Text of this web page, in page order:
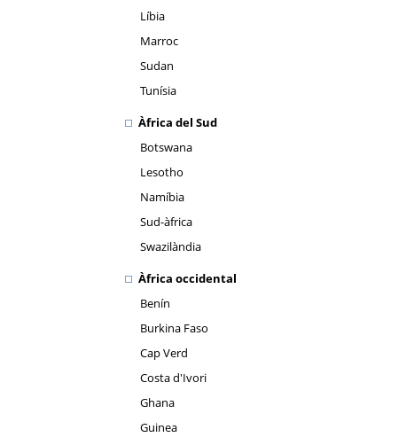
Líbia
Marroc
Sudan
Tunísia
Àfrica del Sud
Botswana
Lesotho
Namíbia
Sud-àfrica
Swazilàndia
Àfrica occidental
Benín
Burkina Faso
Cap Verd
Costa d'Ivori
Ghana
Guinea